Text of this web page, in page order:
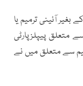
بغیر آئینی ترمیم یا
متعلق پیپلزپارٹی
کی گئی، 27 ویں ترمیم سے متعلق میں نے